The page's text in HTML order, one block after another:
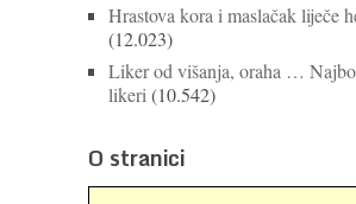
Hrastova kora i maslačak liječe
(12.023)
Liker od višanja, oraha …
likeri (10.542)
O stranici